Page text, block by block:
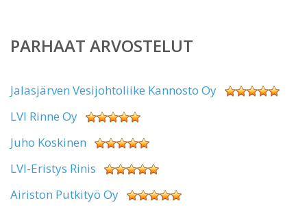
PARHAAT ARVOSTELUT
Jalasjärven Vesijohtoliike Kannosto Oy
LVI Rinne Oy
Juho Koskinen
LVI-Eristys Rinis
Airiston Putkityö Oy